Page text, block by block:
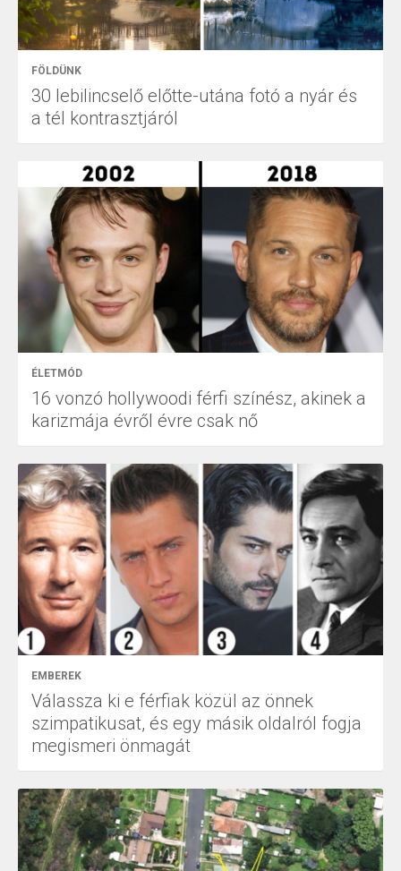
FÖLDÜNK
30 lebilincselő előtte-utána fotó a nyár és
a tél kontrasztjáról
ÉLETMÓD
16 vonzó hollywoodi férfi színész, akinek a
karizmája évről évre csak nő
EMBEREK
Válassza ki e férfiak közül az önnek
szimpatikusat, és egy másik oldalról fogja
megismeri önmagát